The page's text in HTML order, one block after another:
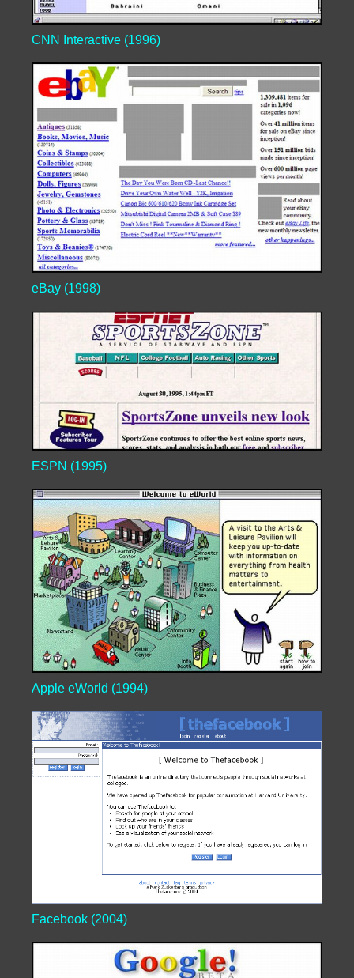
CNN Interactive (1996)
eBay (1998)
ESPN (1995)
Apple eWorld (1994)
Facebook (2004)